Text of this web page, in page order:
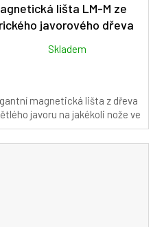
lišta LM-M ze
javorového dřeva
Skladem
magnetická lišta z dřeva
javoru na jakékoli nože ve